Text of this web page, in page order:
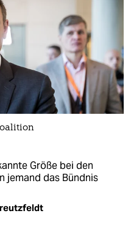
Größe bei den
jemand das Bündnis